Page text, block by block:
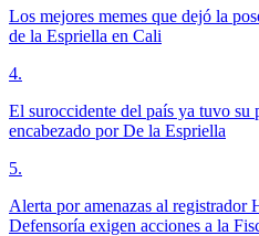
Los mejores memes que dejó la
de la Espriella en Cali
4.
El suroccidente del país ya tuvo su
encabezado por De la Espriella
5.
Alerta por amenazas al registrador
Defensoría exigen acciones a la